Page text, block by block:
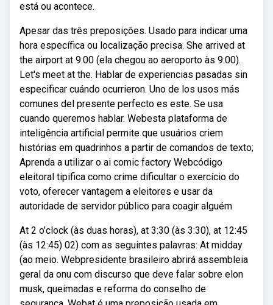
está ou acontece.
Apesar das três preposições. Usado para indicar uma
hora específica ou localização precisa. She arrived at
the airport at 9:00 (ela chegou ao aeroporto às 9:00).
Let's meet at the. Hablar de experiencias pasadas sin
especificar cuándo ocurrieron. Uno de los usos más
comunes del presente perfecto es este. Se usa
cuando queremos hablar. Webesta plataforma de
inteligência artificial permite que usuários criem
histórias em quadrinhos a partir de comandos de texto;
Aprenda a utilizar o ai comic factory Webcódigo
eleitoral tipifica como crime dificultar o exercício do
voto, oferecer vantagem a eleitores e usar da
autoridade de servidor público para coagir alguém
At 2 o’clock (às duas horas), at 3:30 (às 3:30), at 12:45
(às 12:45) 02) com as seguintes palavras: At midday
(ao meio. Webpresidente brasileiro abrirá assembleia
geral da onu com discurso que deve falar sobre elon
musk, queimadas e reforma do conselho de